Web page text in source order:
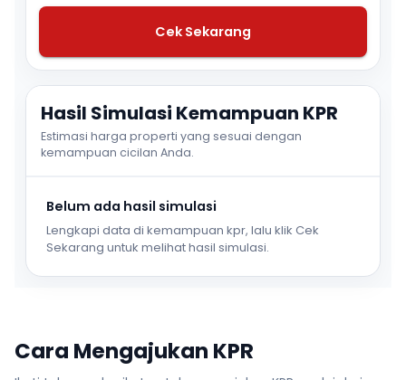
Cek Sekarang
Hasil Simulasi Kemampuan KPR
Estimasi harga properti yang sesuai dengan
kemampuan cicilan Anda.
Belum ada hasil simulasi
Lengkapi data di kemampuan kpr, lalu klik Cek
Sekarang untuk melihat hasil simulasi.
Cara Mengajukan KPR